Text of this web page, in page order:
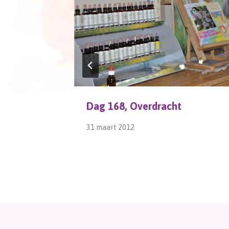
Dag 168, Overdracht
31 maart 2012